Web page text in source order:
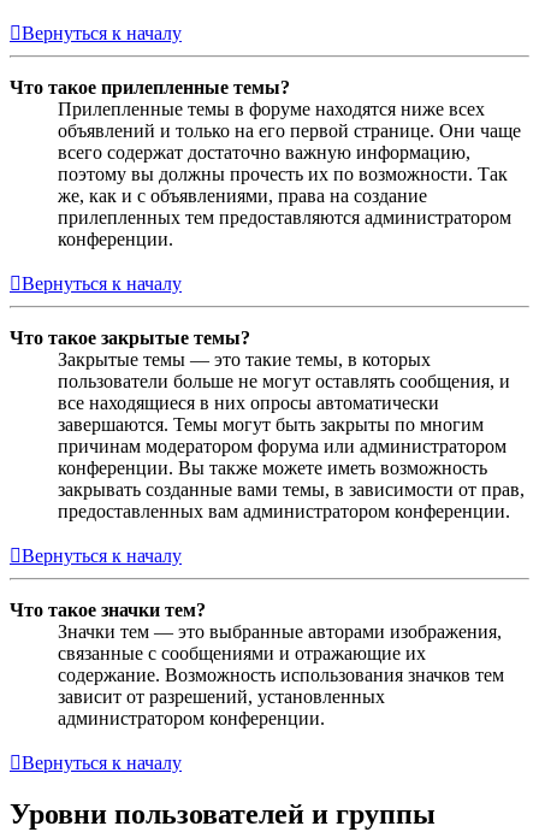
Вернуться к началу
Что такое прилепленные темы?
Прилепленные темы в форуме находятся ниже всех
объявлений и только на его первой странице. Они чаще
всего содержат достаточно важную информацию,
поэтому вы должны прочесть их по возможности. Так
же, как и с объявлениями, права на создание
прилепленных тем предоставляются администратором
конференции.
Вернуться к началу
Что такое закрытые темы?
Закрытые темы — это такие темы, в которых
пользователи больше не могут оставлять сообщения, и
все находящиеся в них опросы автоматически
завершаются. Темы могут быть закрыты по многим
причинам модератором форума или администратором
конференции. Вы также можете иметь возможность
закрывать созданные вами темы, в зависимости от прав,
предоставленных вам администратором конференции.
Вернуться к началу
Что такое значки тем?
Значки тем — это выбранные авторами изображения,
связанные с сообщениями и отражающие их
содержание. Возможность использования значков тем
зависит от разрешений, установленных
администратором конференции.
Вернуться к началу
Уровни пользователей и группы